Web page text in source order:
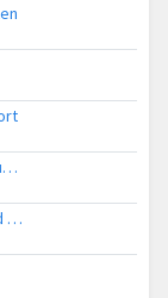
Ambulancehelikopter naar Vliegbasis Leeuwarden
Kustwachthelikopter naar Militair vliegveld De Kooy / Den Helder Airport